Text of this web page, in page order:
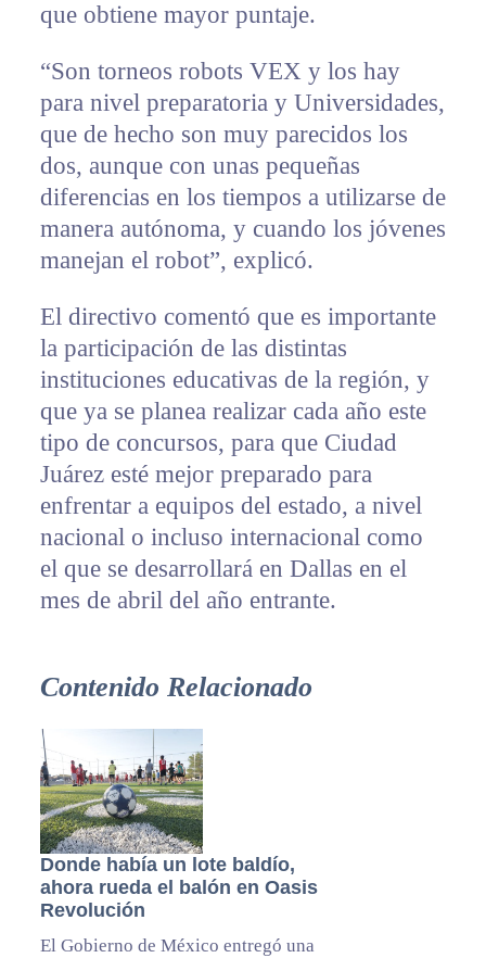
que obtiene mayor puntaje.
“Son torneos robots VEX y los hay
para nivel preparatoria y Universidades,
que de hecho son muy parecidos los
dos, aunque con unas pequeñas
diferencias en los tiempos a utilizarse de
manera autónoma, y cuando los jóvenes
manejan el robot”, explicó.
El directivo comentó que es importante
la participación de las distintas
instituciones educativas de la región, y
que ya se planea realizar cada año este
tipo de concursos, para que Ciudad
Juárez esté mejor preparado para
enfrentar a equipos del estado, a nivel
nacional o incluso internacional como
el que se desarrollará en Dallas en el
mes de abril del año entrante.
Contenido Relacionado
Donde había un lote baldío,
ahora rueda el balón en Oasis
Revolución
El Gobierno de México entregó una